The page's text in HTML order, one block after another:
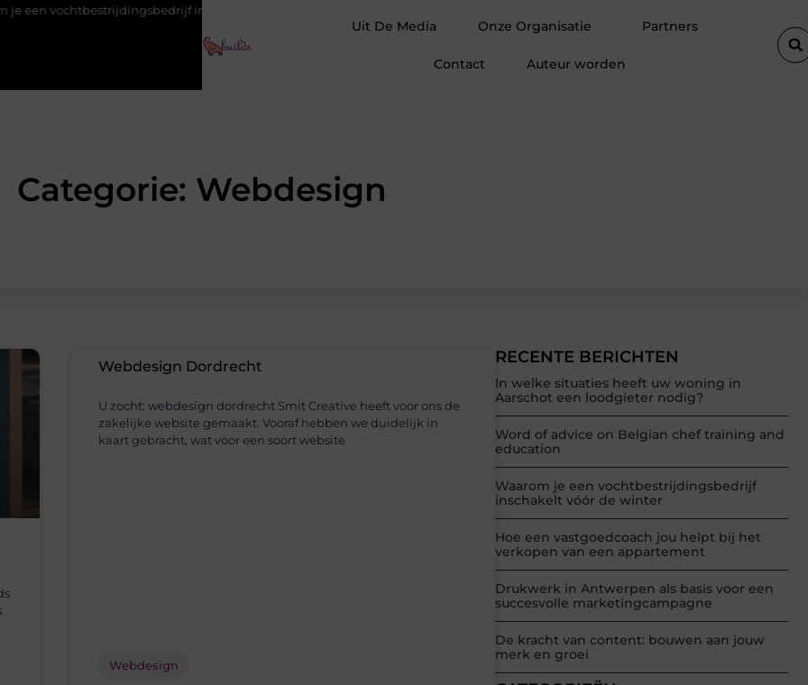
inschakelt vóór de winter
Uit De Media Onze Organisatie Partners
Contact Auteur worden
Categorie: Webdesign
RECENTE BERICHTEN
In welke situaties heeft uw woning in
Aarschot een loodgieter nodig?
Word of advice on Belgian chef training and
education
Waarom je een vochtbestrijdingsbedrijf
inschakelt vóór de winter
Hoe een vastgoedcoach jou helpt bij het
verkopen van een appartement
Drukwerk in Antwerpen als basis voor een
succesvolle marketingcampagne
De kracht van content: bouwen aan jouw
merk en groei
Webdesign Dordrecht
U zocht: webdesign dordrecht Smit Creative heeft voor ons de
zakelijke website gemaakt. Vooraf hebben we duidelijk in
kaart gebracht, wat voor een soort website
Webdesign